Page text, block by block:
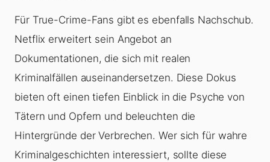
Für True-Crime-Fans gibt es ebenfalls Nachschub.
Netflix erweitert sein Angebot an
Dokumentationen, die sich mit realen
Kriminalfällen auseinandersetzen. Diese Dokus
bieten oft einen tiefen Einblick in die Psyche von
Tätern und Opfern und beleuchten die
Hintergründe der Verbrechen. Wer sich für wahre
Kriminalgeschichten interessiert, sollte diese